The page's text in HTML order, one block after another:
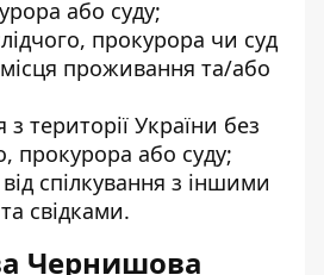
або суду;
прокурора чи суд
проживання та/або
з території України без
прокурора або суду;
спілкування з іншими
свідками.
Чернишова